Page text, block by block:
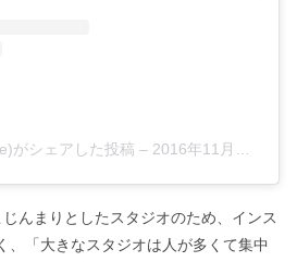
がシェアした投稿 – 2016年11月月4日午前5時04分PDT
んまりとしたスタジオのため、インス
、「大きなスタジオは人が多くて集中